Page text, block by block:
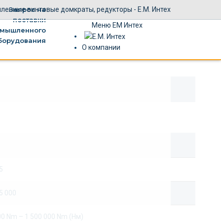
Меню ЕМ Интех
О компании
000
Nm – 1 500 000 Nm (Нм)